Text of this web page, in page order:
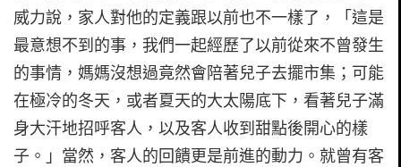
威力說，家人對他的定義跟以前也不一樣了，「這是
最意想不到的事，我們一起經歷了以前從來不曾發生
的事情，媽媽沒想過竟然會陪著兒子去擺市集；可能
在極冷的冬天，或者夏天的大太陽底下，看著兒子滿
身大汗地招呼客人，以及客人收到甜點後開心的樣
子。」當然，客人的回饋更是前進的動力。就曾有客